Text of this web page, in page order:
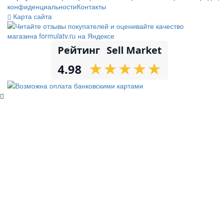
конфиденциальностиКонтакты
Карта сайта
Рейтинг Sell Market
4.98 ★
★★
★★
★★
★★
★